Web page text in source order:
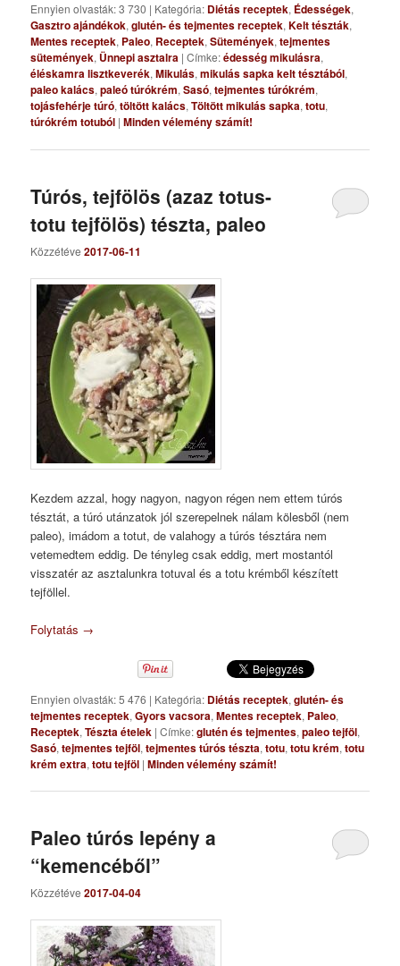
Ennyien olvasták: 3 730 | Kategória: Diétás receptek, Édességek,
Gasztro ajándékok,glutén- és tejmentes receptek,Kelt tészták,
Mentes receptek, Paleo, Receptek,Sütemények,tejmentes
sütemények, Ünnepi asztalra |Címke:édesség mikulásra,
éléskamra lisztkeverék,Mikulás,mikulás sapka kelt tésztából,
paleo kalács,paleó túrókrém,Sasó,tejmentes túrókrém,
tojásfehérje túró,töltött kalács,Töltött mikulás sapka,totu,
túrókrém totuból |Minden vélemény számít!
Túrós, tejfölös (azaz totus-
totu tejfölös) tészta, paleo
Közzétéve2017-06-11
Kezdem azzal, hogy nagyon, nagyon régen nem ettem túrós
tésztát, a túró utánzatok jól szerepelnek nálam kölesből (nem
paleo), imádom a totut, de valahogy a túrós tésztára nem
vetemedtem eddig. De tényleg csak eddig, mert mostantól
visszatér az asztalunkra totuval és a totu krémből készített
tejföllel.
Folytatás →
Ennyien olvasták: 5 476 | Kategória: Diétás receptek,glutén- és
tejmentes receptek,Gyors vacsora,Mentes receptek, Paleo,
Receptek,Tészta ételek |Címke:glutén és tejmentes,paleo tejföl,
Sasó,tejmentes tejföl,tejmentes túrós tészta,totu,totu krém,totu
krém extra,totu tejföl |Minden vélemény számít!
Paleo túrós lepény a
“kemencéből”
Közzétéve2017-04-04